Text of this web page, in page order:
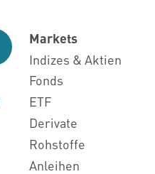
Markets
Indizes & Aktien
Fonds
ETF
Derivate
Rohstoffe
Anleihen